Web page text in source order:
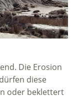
Die Erosion
diese
oder beklettert